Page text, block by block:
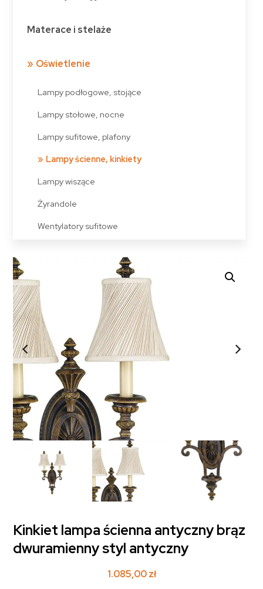
Materace i stelaże
Oświetlenie
Lampy podłogowe, stojące
Lampy stołowe, nocne
Lampy sufitowe, plafony
Lampy ścienne, kinkiety
Lampy wiszące
Żyrandole
Wentylatory sufitowe
Kinkiet lampa ścienna antyczny brąz
dwuramienny styl antyczny
1.085,00zł